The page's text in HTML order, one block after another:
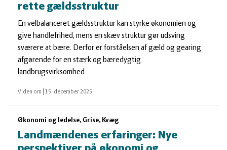
rette gældsstruktur
En velbalanceret gældsstruktur kan styrke økonomien og
give handlefrihed, mens en skæv struktur gør udsving
sværere at bære. Derfor er forståelsen af gæld og gearing
afgørende for en stærk og bæredygtig
landbrugsvirksomhed.
Viden om 15. december 2025
Økonomi og ledelse, Grise, Kvæg
Landmændenes erfaringer: Nye